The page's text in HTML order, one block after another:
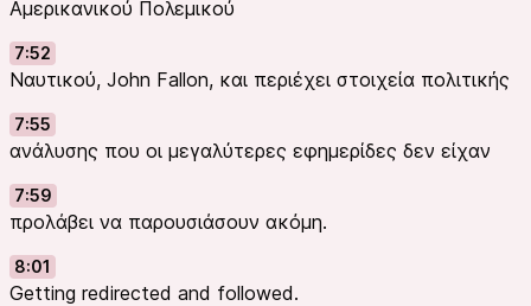
Αμερικανικού Πολεμικού
7:52
Ναυτικού, John Fallon, και περιέχει στοιχεία πολιτικής
7:55
ανάλυσης που οι μεγαλύτερες εφημερίδες δεν είχαν
7:59
προλάβει να παρουσιάσουν ακόμη.
8:01
Getting redirected and followed.